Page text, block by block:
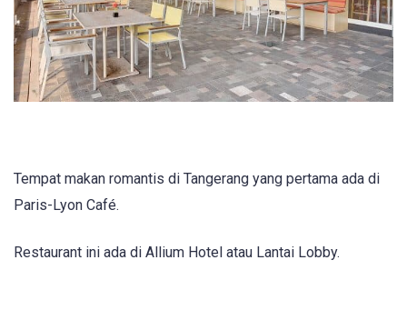
Tempat makan romantis di Tangerang yang pertama ada di
Paris-Lyon Café.
Restaurant ini ada di Allium Hotel atau Lantai Lobby.